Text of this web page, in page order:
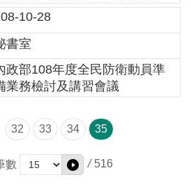
10-28
書室
政部108年度全民防衛動員準
業務檢討及講習會議
32 33 34 35
數 / 516